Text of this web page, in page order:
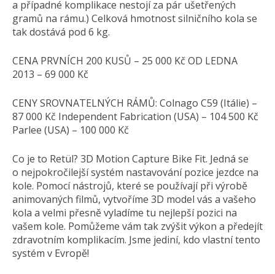
a případné komplikace nestojí za pár ušetřených
gramů na rámu.) Celková hmotnost silničního kola se
tak dostává pod 6 kg.
CENA PRVNÍCH 200 KUSŮ – 25 000 Kč OD LEDNA
2013 – 69 000 Kč
CENY SROVNATELNÝCH RÁMŮ: Colnago C59 (Itálie) –
87 000 Kč Independent Fabrication (USA) – 104 500 Kč
Parlee (USA) – 100 000 Kč
Co je to Retül? 3D Motion Capture Bike Fit. Jedná se
o nejpokročilejší systém nastavování pozice jezdce na
kole. Pomocí nástrojů, které se používají při výrobě
animovaných filmů, vytvoříme 3D model vás a vašeho
kola a velmi přesně vyladíme tu nejlepší pozici na
vašem kole. Pomůžeme vám tak zvýšit výkon a předejít
zdravotním komplikacím. Jsme jediní, kdo vlastní tento
systém v Evropě!